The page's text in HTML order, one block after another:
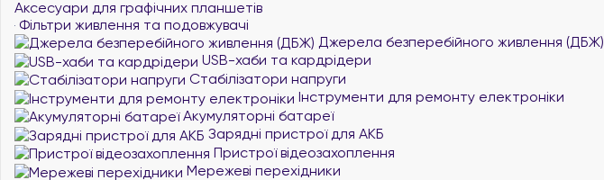
Аксесуари для графічних планшетів
Фільтри живлення та подовжувачі
Джерела безперебійного живлення (ДБЖ)
USB-хаби та кардрідери
Стабілізатори напруги
Інструменти для ремонту електроніки
Акумуляторні батареї
Зарядні пристрої для АКБ
Пристрої відеозахоплення
Мережеві перехідники